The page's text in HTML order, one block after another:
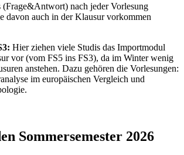
nach jeder Vorlesung
davon auch in der Klausur vorkommen
Hier ziehen viele Studis das Importmodul
vor (vom FS5 ins FS3), da im Winter wenig
anstehen. Dazu gehören die Vorlesungen:
im europäischen Vergleich und
Sommersemester 2026